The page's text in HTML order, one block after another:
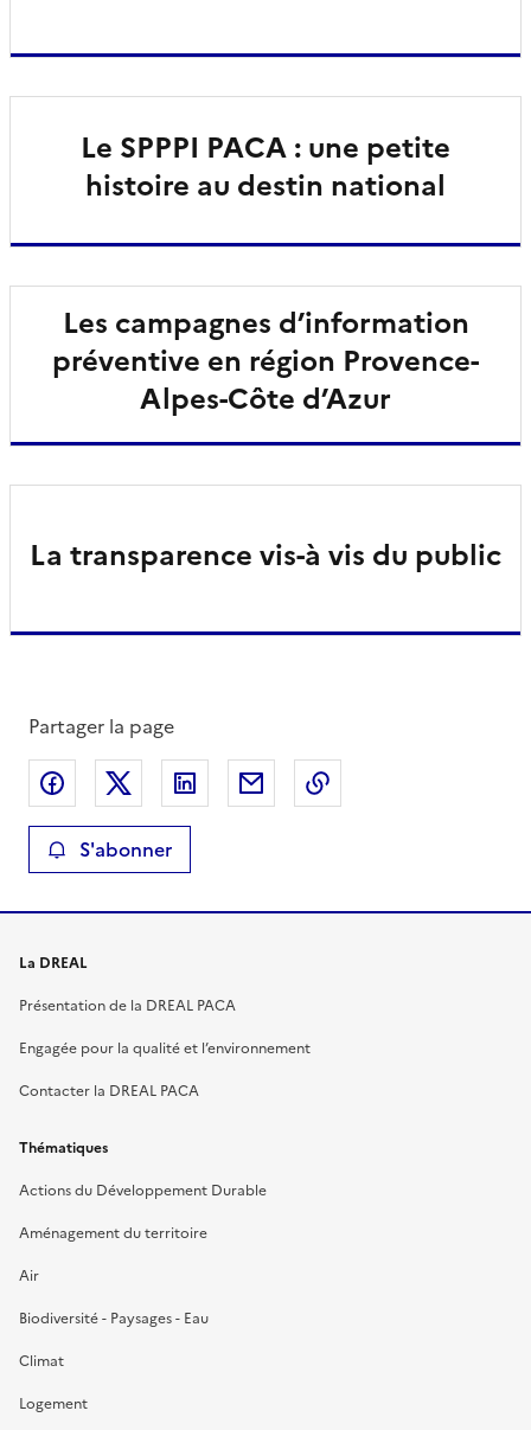
Le SPPPI PACA : une petite
histoire au destin national
Les campagnes d’information
préventive en région Provence-
Alpes-Côte d’Azur
La transparence vis-à vis du public
Partager la page
Partager sur Facebook
Partager sur XPartager sur LinkedIn
Partager par email
S'abonner
La DREAL
Présentation de la DREAL PACA
Engagée pour la qualité et l’environnement
Contacter la DREAL PACA
Thématiques
Actions du Développement Durable
Aménagement du territoire
Air
Biodiversité - Paysages - Eau
Climat
Logement